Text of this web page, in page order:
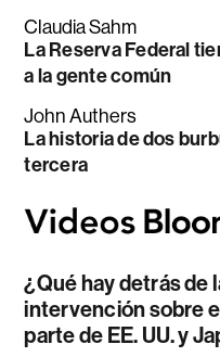
Claudia Sahm
La Reserva Federal
a la gente común
John Authers
La historia de dos
tercera
¿Qué hay detrás de
intervención sobre
parte de EE. UU. y